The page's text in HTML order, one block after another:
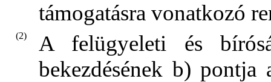
támogatásra vonatkozó
(2)
A felügyeleti és
bekezdésének b) pontja